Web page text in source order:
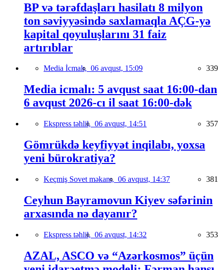
BP və tərəfdaşları hasilatı 8 milyon
ton səviyyəsində saxlamaqla AÇG-yə
kapital qoyuluşlarını 31 faiz
artırıblar
Media İcmalı, 06 avqust, 15:09 339
Media icmalı: 5 avqust saat 16:00-dan
6 avqust 2026-cı il saat 16:00-dək
Ekspress təhlil, 06 avqust, 14:51 357
Gömrükdə keyfiyyət inqilabı, yoxsa
yeni bürokratiya?
Keçmiş Sovet məkanı, 06 avqust, 14:37 381
Ceyhun Bayramovun Kiyev səfərinin
arxasında nə dayanır?
Ekspress təhlil, 06 avqust, 14:32 353
AZAL, ASCO və “Azərkosmos” üçün